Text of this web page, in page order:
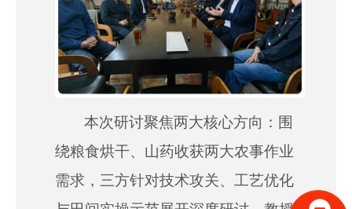
本次研讨聚焦两大核心方向：围
绕粮食烘干、山药收获两大农事作业
需求，三方针对技术攻关、工艺优化